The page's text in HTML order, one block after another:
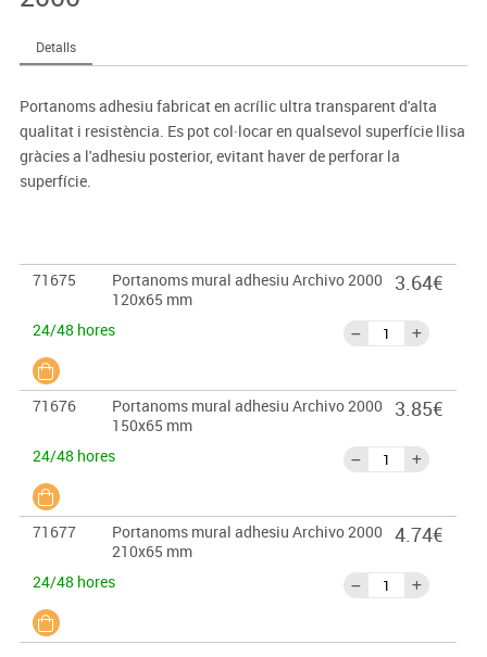
Detalls
Portanoms adhesiu fabricat en acrílic ultra transparent d'alta
qualitat i resistència. Es pot col·locar en qualsevol superfície llisa
gràcies a l'adhesiu posterior, evitant haver de perforar la
superfície.
71675
Portanoms mural adhesiu Archivo 2000
120x65 mm
24/48 hores
3.64€
71676
Portanoms mural adhesiu Archivo 2000
150x65 mm
24/48 hores
3.85€
71677
Portanoms mural adhesiu Archivo 2000
210x65 mm
24/48 hores
4.74€